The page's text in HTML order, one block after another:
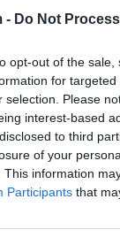
- Do Not
opt-out of the
for
selection. Please
interest-based
to third
of your
This information
Participants that